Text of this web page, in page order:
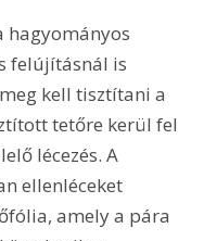
hagyományos
felújításnál is
kell tisztítani a
tetőre kerül fel
lécezés. A
ellenléceket
amely a pára